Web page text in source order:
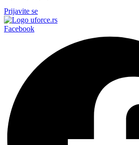
Prijavite se
Facebook